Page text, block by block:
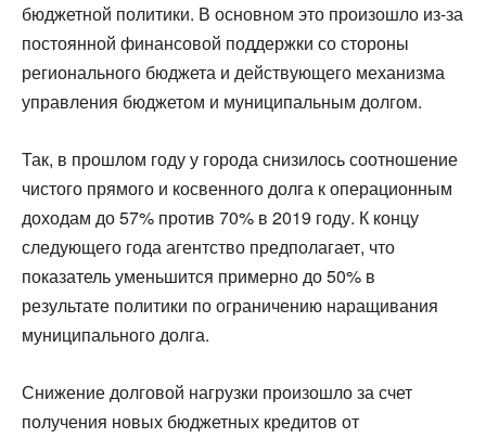
бюджетной политики. В основном это произошло из-за
постоянной финансовой поддержки со стороны
регионального бюджета и действующего механизма
управления бюджетом и муниципальным долгом.
Так, в прошлом году у города снизилось соотношение
чистого прямого и косвенного долга к операционным
доходам до 57% против 70% в 2019 году. К концу
следующего года агентство предполагает, что
показатель уменьшится примерно до 50% в
результате политики по ограничению наращивания
муниципального долга.
Снижение долговой нагрузки произошло за счет
получения новых бюджетных кредитов от